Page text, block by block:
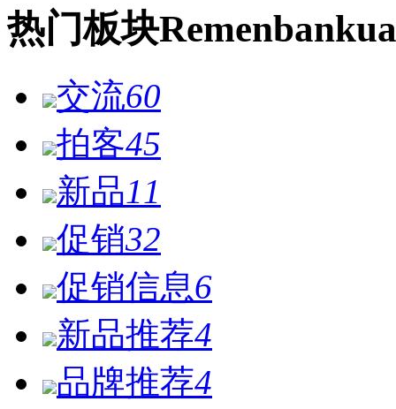
热门板块Remen
交流60
拍客45
新品11
促销32
促销信息6
新品推荐4
品牌推荐4